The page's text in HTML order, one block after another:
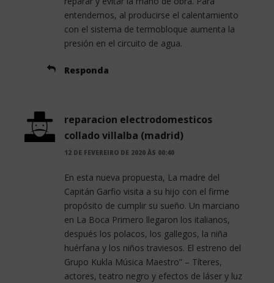
entendernos, al producirse el calentamiento
con el sistema de termobloque aumenta la
presión en el circuito de agua.
Responda
reparacion electrodomesticos
collado villalba (madrid)
12 DE FEVEREIRO DE 2020 ÀS 00:40
En esta nueva propuesta, La madre del
Capitán Garfio visita a su hijo con el firme
propósito de cumplir su sueño. Un marciano
en La Boca Primero llegaron los italianos,
después los polacos, los gallegos, la niña
huérfana y los niños traviesos. El estreno del
Grupo Kukla Música Maestro” – Títeres,
actores, teatro negro y efectos de láser y luz